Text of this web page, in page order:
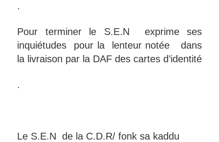
.
Pour terminer le S.E.N exprime ses
inquiétudes pour la lenteur notée dans
la livraison par la DAF des cartes d’identité
.
Le S.E.N de la C.D.R/ fonk sa kaddu